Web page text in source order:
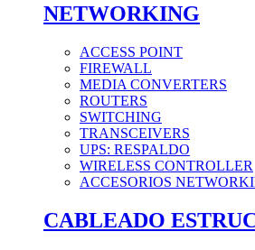
NETWORKING
ACCESS POINT
FIREWALL
MEDIA CONVERTERS
ROUTERS
SWITCHING
TRANSCEIVERS
UPS: RESPALDO
WIRELESS CONTROLLER
ACCESORIOS
CABLEADO